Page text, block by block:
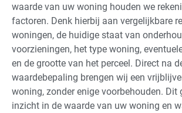
waarde van uw woning houden we
factoren. Denk hierbij aan vergelijkbare
woningen, de huidige staat van
voorzieningen, het type woning,
en de grootte van het perceel. Direct na
waardebepaling brengen wij een
woning, zonder enige voorbehouden. Dit
inzicht in de waarde van uw woning en